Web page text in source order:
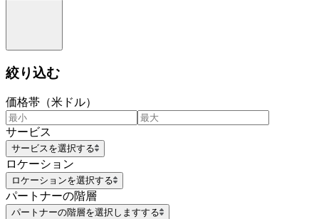
絞り込む
価格帯（米ドル）
サービス
サービスを選択する
ロケーション
ロケーションを選択する
パートナーの階層
パートナーの階層を選択しますする